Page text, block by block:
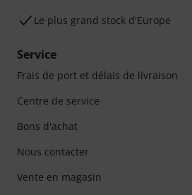
Le plus grand stock d'Europe
Service
Frais de port et délais de livraison
Centre de service
Bons d'achat
Nous contacter
Vente en magasin